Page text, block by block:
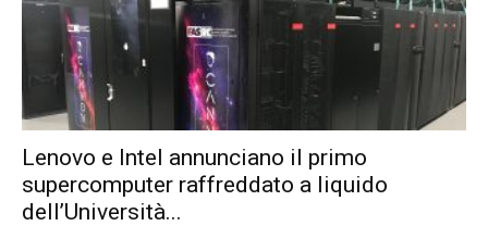
Lenovo e Intel annunciano il primo
supercomputer raffreddato a liquido
dell’Università...